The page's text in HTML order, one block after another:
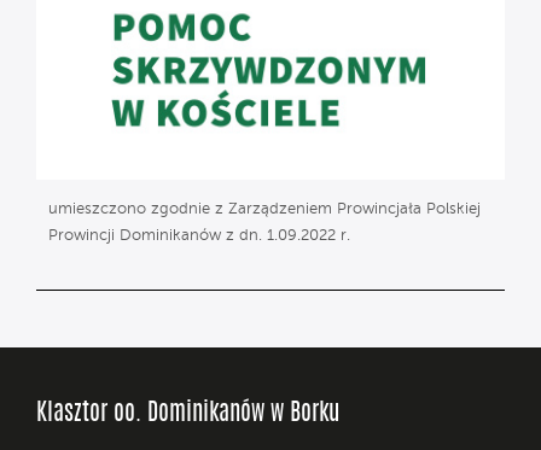
umieszczono zgodnie z Zarządzeniem Prowincjała Polskiej
Prowincji Dominikanów z dn. 1.09.2022 r.
Klasztor oo. Dominikanów w Borku